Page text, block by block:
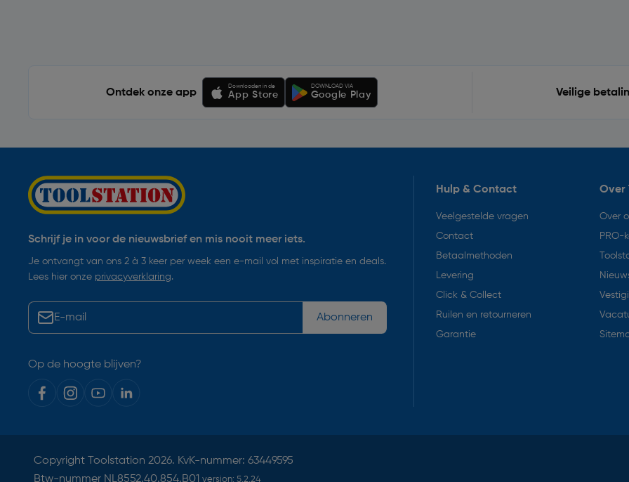
Ontdek onze app
Downloaden in de
App Store
DOWNLOAD VIA
Google Play Veilige
Schrijf je in voor de nieuwsbrief en mis nooit meer iets.
Je ontvangt van ons 2 à 3 keer per week een e-mail vol met inspiratie en deals.
Lees hier onze privacyverklaring.
Abonneren
Op de hoogte blijven?
Hulp & Contact
Veelgestelde vragen
Contact
Betaalmethoden
Levering
Click & Collect
Ruilen en retourneren
Garantie
Over
Over
PRO-
Copyright Toolstation 2026. KvK-nummer: 63449595
Btw-nummer NL8552.40.854.B01 version: 5.2.24